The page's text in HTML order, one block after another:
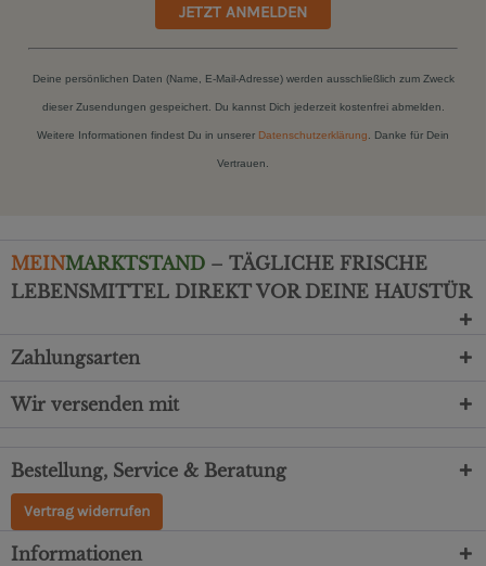
JETZT ANMELDEN
Deine persönlichen Daten (Name, E-Mail-Adresse) werden ausschließlich zum Zweck
dieser Zusendungen gespeichert. Du kannst Dich jederzeit kostenfrei abmelden.
Weitere Informationen findest Du in unserer Datenschutzerklärung . Danke für Dein
Vertrauen.
MEINMARKTSTAND – TÄGLICHE FRISCHE
LEBENSMITTEL DIREKT VOR DEINE HAUSTÜR
Zahlungsarten
Wir versenden mit
Bestellung, Service & Beratung
Vertrag widerrufen
Informationen